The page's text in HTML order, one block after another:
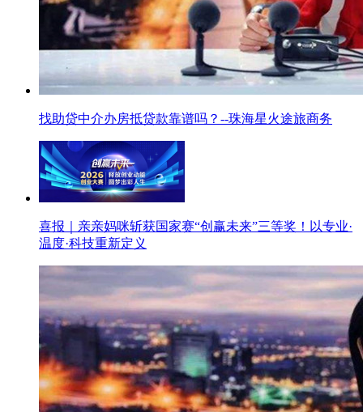
找助贷中介办房抵贷款靠谱吗？--珠海星火途旅商务
喜报｜亲亲妈咪斩获国家赛“创赢未来”三等奖！以专业·
温度·科技重新定义